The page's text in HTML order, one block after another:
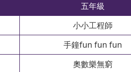
五年級
小小工程師
手鐘fun fun fun
奧數樂無窮